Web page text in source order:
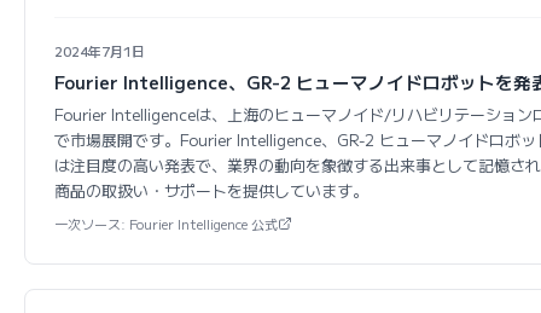
2024年7月1日
Fourier Intelligence、GR-2 ヒューマノイドロボットを発
Fourier Intelligenceは、上海のヒューマノイド/リハビリテーショ
で市場展開です。Fourier Intelligence、GR-2 ヒューマノイドロボ
は注目度の高い発表で、業界の動向を象徴する出来事として記憶さ
商品の取扱い・サポートを提供しています。
一次ソース: Fourier Intelligence 公式